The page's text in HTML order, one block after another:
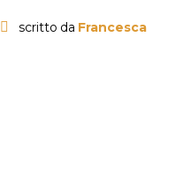
scritto da Francesca